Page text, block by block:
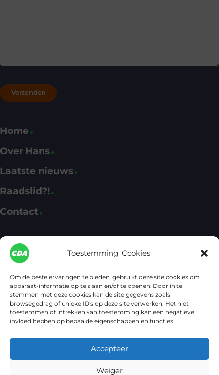
Toestemming 'Cookies'
Om de beste ervaringen te bieden, gebruikt deze site cookies om
apparaat-informatie op te slaan en/of te openen. Door in te
stemmen met deze cookies kan de site gegevens zoals
browsegedrag of unieke ID's op deze site verwerken. Het niet
toestemmen of intrekken van toestemming kan een negatieve
invloed hebben op bepaalde eigenschappen en functies.
Accepteer
Weiger
Home
Over Hans
Laatste nieuws
Raadslid?!
Contact
Fractie CDA Apeldoorn
CDA Apeldoorn
cda@apeldoorn.nl
(055) 580 11 13
Het kantoor van de CDA-fractie bevindt zich in het
Raadhuis, ingang Marktpleinzijde. Postbus 9033, 7300 ES
© 2026 Hans van Gerrevink – CDA Apeldoorn